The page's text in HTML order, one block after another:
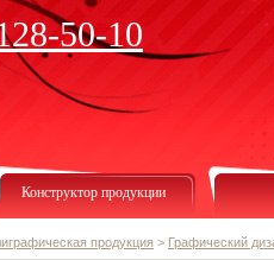
50-10
Конструктор продукции
продукция > Графический